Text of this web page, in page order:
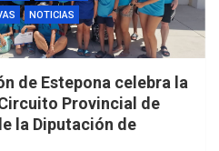
NOTICIAS
de Estepona celebra la
Provincial de
la Diputación de